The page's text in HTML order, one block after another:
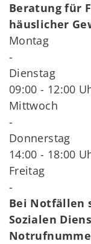
Beratung für
häuslicher
Montag
-
Dienstag
09:00 - 12:00
Mittwoch
-
Donnerstag
14:00 - 18:00
Freitag
-
Bei Notfällen
Sozialen